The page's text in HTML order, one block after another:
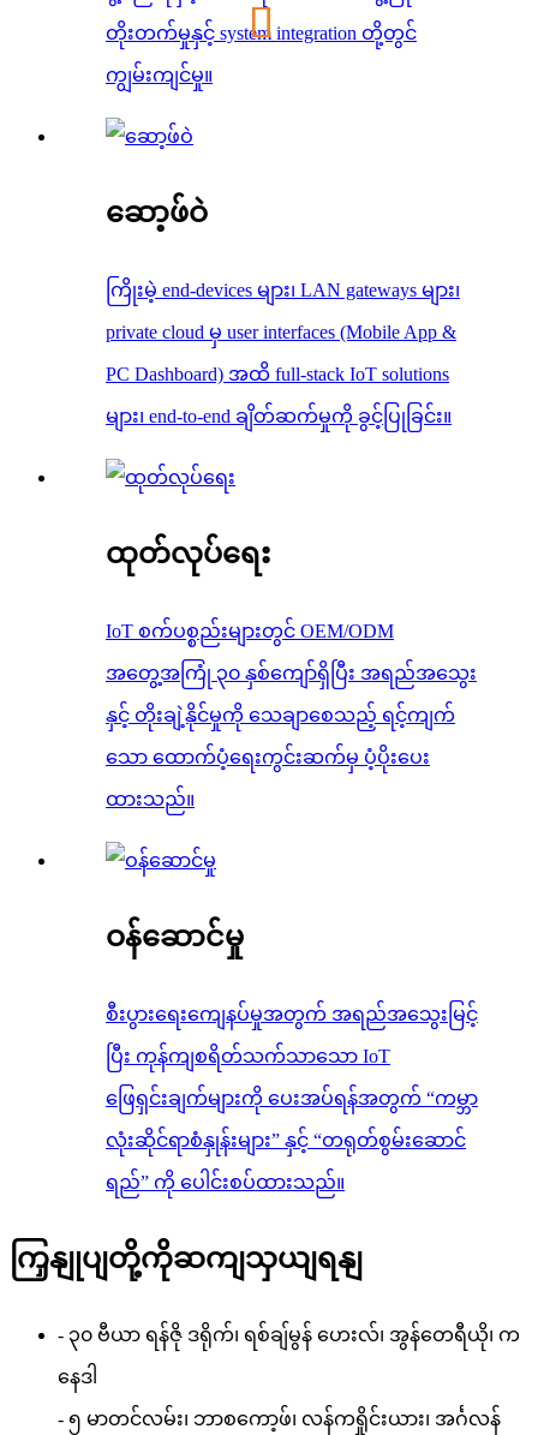
တိုးတက်မှုနှင့် system integration တို့တွင်
ကျွမ်းကျင်မှု။
ဆော့ဖ်ဝဲ
ကြိုးမဲ့ end-devices များ၊ LAN gateways များ၊
private cloud မှ user interfaces (Mobile App &
PC Dashboard) အထိ full-stack IoT solutions
များ၊ end-to-end ချိတ်ဆက်မှုကို ခွင့်ပြုခြင်း။
ထုတ်လုပ်ရေး
IoT စက်ပစ္စည်းများတွင် OEM/ODM
အတွေ့အကြုံ ၃၀ နှစ်ကျော်ရှိပြီး အရည်အသွေး
နှင့် တိုးချဲ့နိုင်မှုကို သေချာစေသည့် ရင့်ကျက်
သော ထောက်ပံ့ရေးကွင်းဆက်မှ ပံ့ပိုးပေး
ထားသည်။
ဝန်ဆောင်မှု
စီးပွားရေးကျေနပ်မှုအတွက် အရည်အသွေးမြင့်
ပြီး ကုန်ကျစရိတ်သက်သာသော IoT
ဖြေရှင်းချက်များကို ပေးအပ်ရန်အတွက် “ကမ္ဘာ
လုံးဆိုင်ရာစံနှုန်းများ” နှင့် “တရုတ်စွမ်းဆောင်
ရည်” ကို ပေါင်းစပ်ထားသည်။
ကြှနျုပျတို့ကိုဆကျသှယျရနျ
- ၃၀ ဗီယာ ရန်ဇို ဒရိုက်၊ ရစ်ချ်မွန် ဟေးလ်၊ အွန်တေရီယို၊ က
နေဒါ
- ၅ မာတင်လမ်း၊ ဘာစကော့ဖ်၊ လန်ကရှိုင်းယား၊ အင်္ဂလန်